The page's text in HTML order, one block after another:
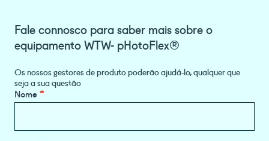
Fale connosco para saber mais sobre o
equipamento WTW- pHotoFlex®
Os nossos gestores de produto poderão ajudá-lo, qualquer que
seja a sua questão
Product
Information
Nome*